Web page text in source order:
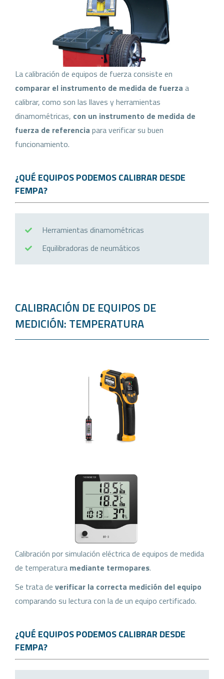
La calibración de equipos de fuerza consiste en
comparar el instrumento de medida de fuerza a
calibrar, como son las llaves y herramientas
dinamométricas, con un instrumento de medida de
fuerza de referencia para verificar su buen
funcionamiento.
¿QUÉ EQUIPOS PODEMOS CALIBRAR DESDE
FEMPA?
Herramientas dinamométricas
Equilibradoras de neumáticos
CALIBRACIÓN DE EQUIPOS DE
MEDICIÓN: TEMPERATURA
Calibración por simulación eléctrica de equipos de medida
de temperatura mediante termopares.
Se trata de verificar la correcta medición del equipo
comparando su lectura con la de un equipo certificado.
¿QUÉ EQUIPOS PODEMOS CALIBRAR DESDE
FEMPA?